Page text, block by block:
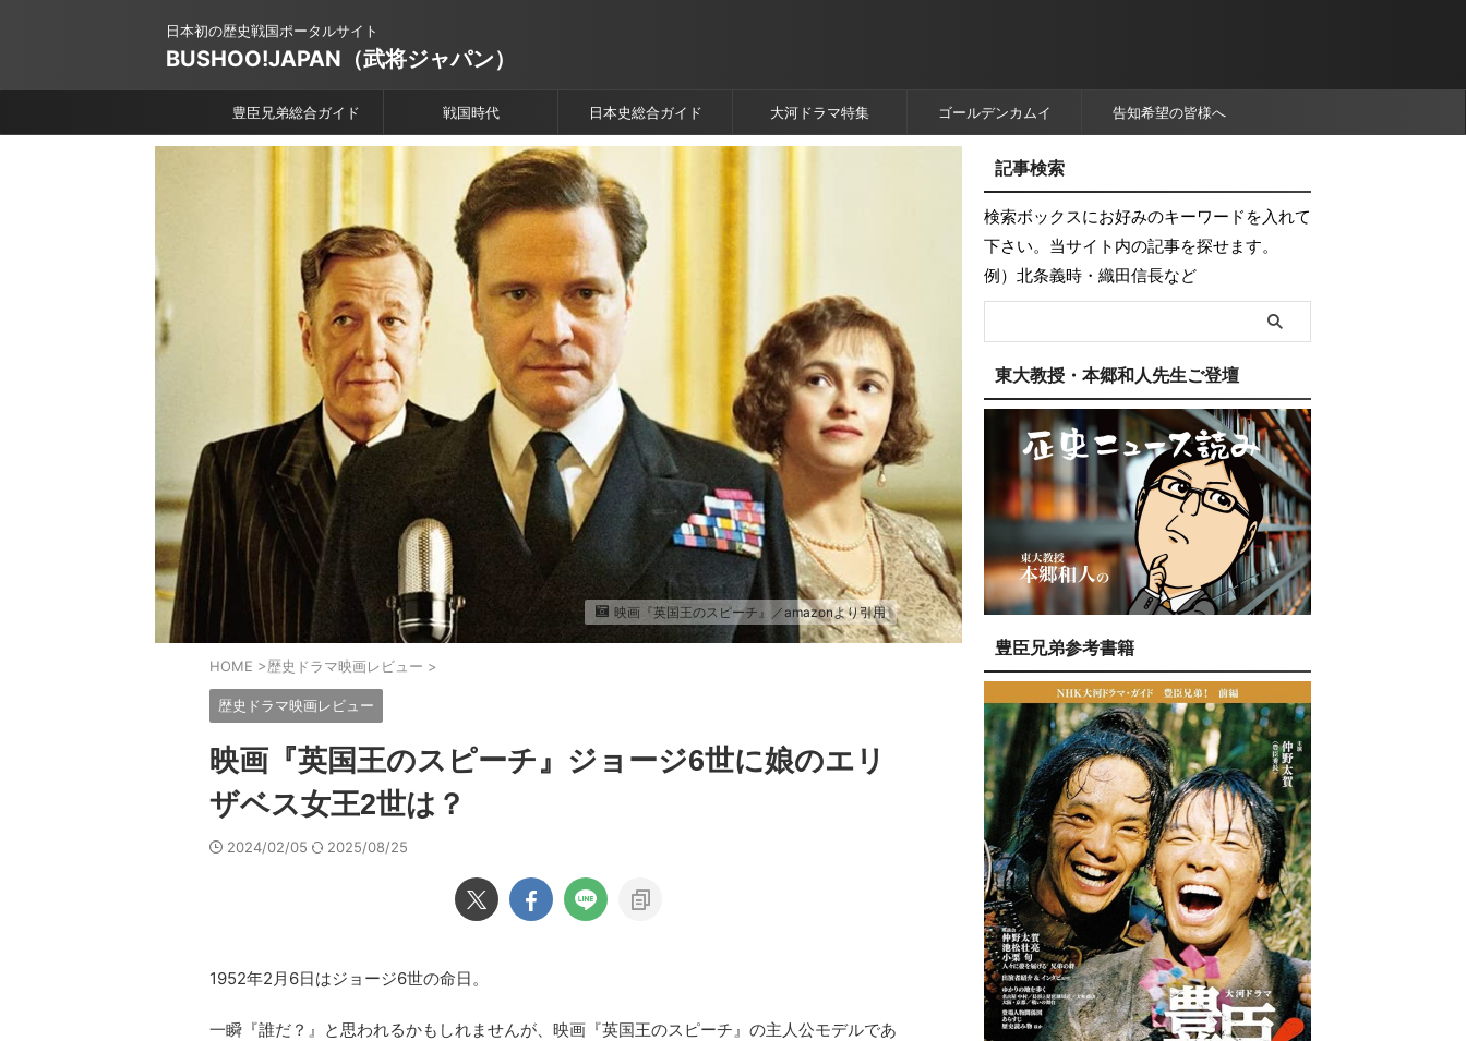
日本初の歴史戦国ポータルサイト
BUSHOO!JAPAN（武将ジャパン）
豊臣兄弟総合ガイド 戦国時代 日本史総合ガイド 大河ドラマ特集 ゴールデンカムイ 告知希望の皆様へ
映画『英国王のスピーチ』／amazonより引用
HOME >歴史ドラマ映画レビュー >
歴史ドラマ映画レビュー
映画『英国王のスピーチ』ジョージ6世に娘のエリ
ザベス女王2世は？
2024/02/05 2025/08/25
1952年2月6日はジョージ6世の命日。
一瞬『誰だ？』と思われるかもしれませんが、映画『英国王のスピーチ』の主人公モデルであ
記事検索
検索ボックスにお好みのキーワードを入れて
下さい。当サイト内の記事を探せます。
例）北条義時・織田信長など
東大教授・本郷和人先生ご登壇
豊臣兄弟参考書籍